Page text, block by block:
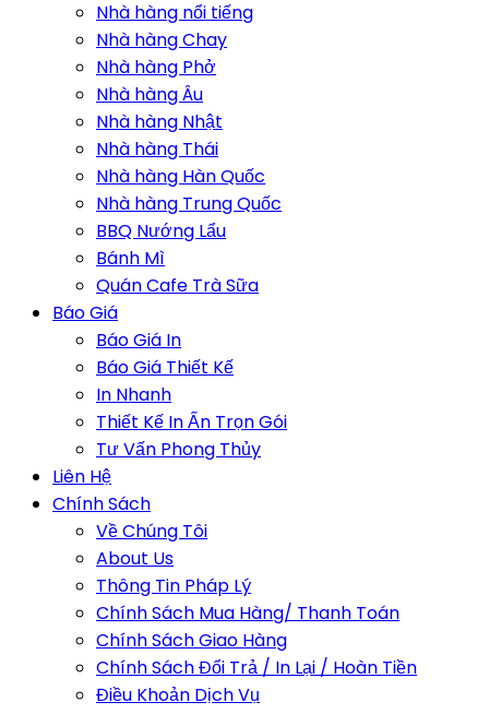
Nhà hàng nổi tiếng
Nhà hàng Chay
Nhà hàng Phở
Nhà hàng Âu
Nhà hàng Nhật
Nhà hàng Thái
Nhà hàng Hàn Quốc
Nhà hàng Trung Quốc
BBQ Nướng Lẩu
Bánh Mì
Quán Cafe Trà Sữa
Báo Giá
Báo Giá In
Báo Giá Thiết Kế
In Nhanh
Thiết Kế In Ấn Trọn Gói
Tư Vấn Phong Thủy
Liên Hệ
Chính Sách
Về Chúng Tôi
About Us
Thông Tin Pháp Lý
Chính Sách Mua Hàng/ Thanh Toán
Chính Sách Giao Hàng
Chính Sách Đổi Trả / In Lại / Hoàn Tiền
Điều Khoản Dịch Vụ